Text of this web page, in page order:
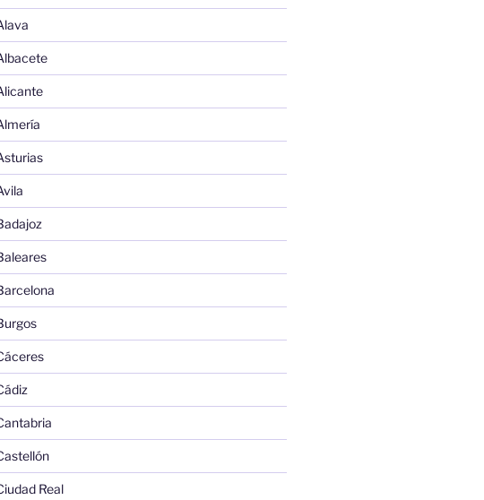
Real